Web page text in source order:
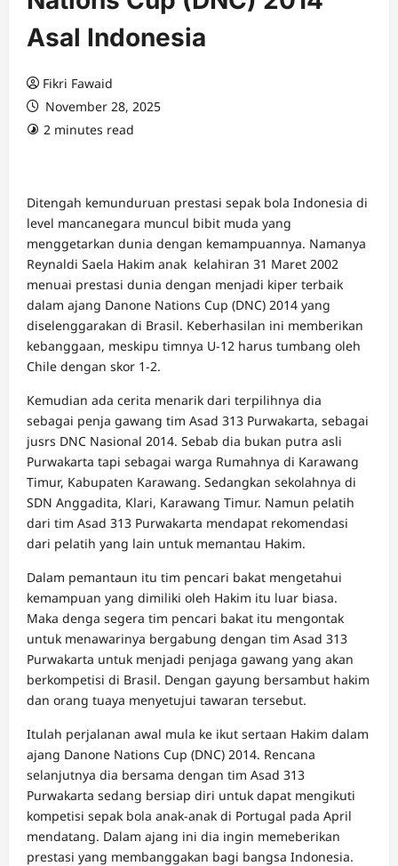
Asal Indonesia
Fikri Fawaid
November 28, 2025
2 minutes read
Ditengah kemunduruan prestasi sepak bola Indonesia di
level mancanegara muncul bibit muda yang
menggetarkan dunia dengan kemampuannya. Namanya
Reynaldi Saela Hakim anak kelahiran 31 Maret 2002
menuai prestasi dunia dengan menjadi kiper terbaik
dalam ajang Danone Nations Cup (DNC) 2014 yang
diselenggarakan di Brasil. Keberhasilan ini memberikan
kebanggaan, meskipu timnya U-12 harus tumbang oleh
Chile dengan skor 1-2.
Kemudian ada cerita menarik dari terpilihnya dia
sebagai penja gawang tim Asad 313 Purwakarta, sebagai
jusrs DNC Nasional 2014. Sebab dia bukan putra asli
Purwakarta tapi sebagai warga Rumahnya di Karawang
Timur, Kabupaten Karawang. Sedangkan sekolahnya di
SDN Anggadita, Klari, Karawang Timur. Namun pelatih
dari tim Asad 313 Purwakarta mendapat rekomendasi
dari pelatih yang lain untuk memantau Hakim.
Dalam pemantaun itu tim pencari bakat mengetahui
kemampuan yang dimiliki oleh Hakim itu luar biasa.
Maka denga segera tim pencari bakat itu mengontak
untuk menawarinya bergabung dengan tim Asad 313
Purwakarta untuk menjadi penjaga gawang yang akan
berkompetisi di Brasil. Dengan gayung bersambut hakim
dan orang tuaya menyetujui tawaran tersebut.
Itulah perjalanan awal mula ke ikut sertaan Hakim dalam
ajang Danone Nations Cup (DNC) 2014. Rencana
selanjutnya dia bersama dengan tim Asad 313
Purwakarta sedang bersiap diri untuk dapat mengikuti
kompetisi sepak bola anak-anak di Portugal pada April
mendatang. Dalam ajang ini dia ingin memeberikan
prestasi yang membanggakan bagi bangsa Indonesia.